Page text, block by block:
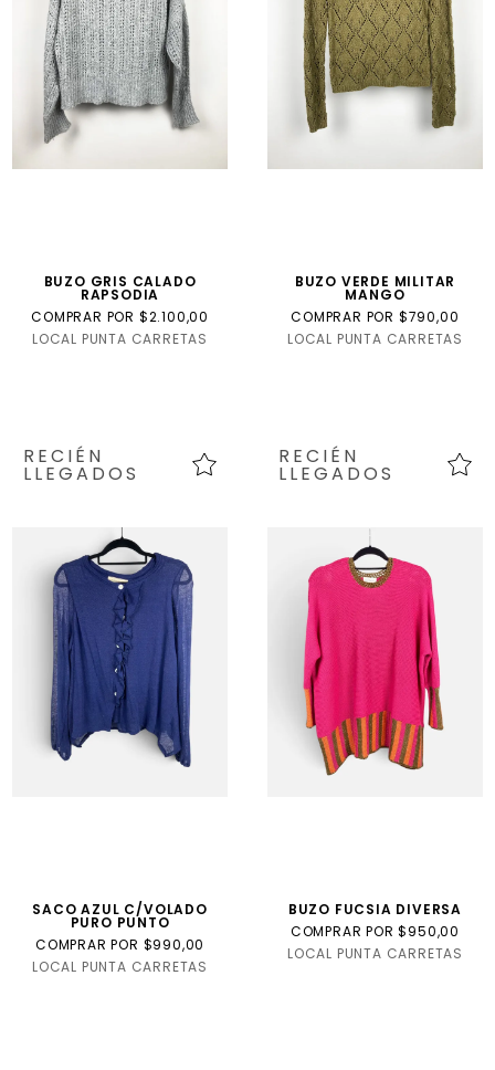
Internacional
Talla
USA
talle
niño
BUZO GRIS CALADO
RAPSODIA
COMPRAR POR $2.100,00
LOCAL PUNTA CARRETAS
BUZO VERDE MILITAR
MANGO
COMPRAR POR $790,00
LOCAL PUNTA CARRETAS
RECIÉN
LLEGADOS
SACO AZUL C/VOLADO
PURO PUNTO
COMPRAR POR $990,00
LOCAL PUNTA CARRETAS
RECIÉN
LLEGADOS
BUZO FUCSIA DIVERSA
COMPRAR POR $950,00
LOCAL PUNTA CARRETAS